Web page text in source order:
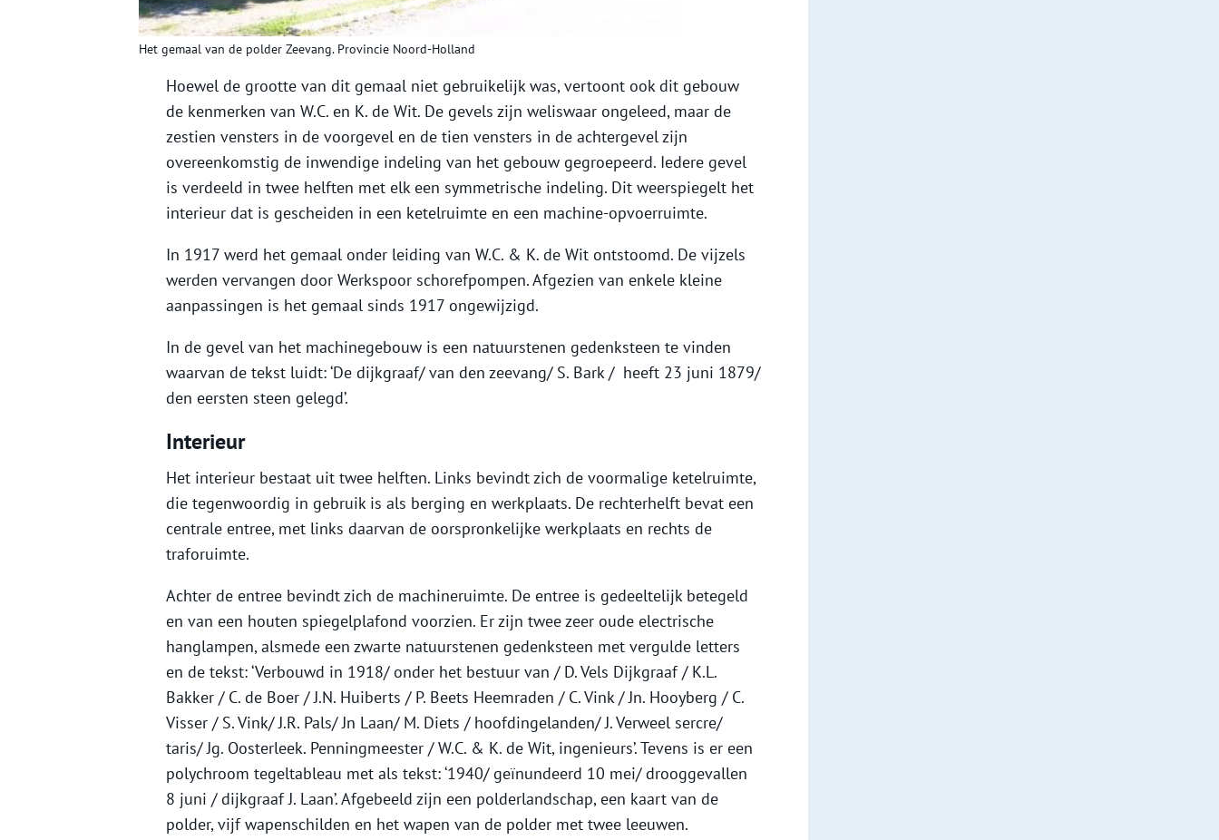
Het gemaal van de polder Zeevang. Provincie Noord-Holland
Hoewel de grootte van dit gemaal niet gebruikelijk was, vertoont ook dit gebouw
de kenmerken van W.C. en K. de Wit. De gevels zijn weliswaar ongeleed, maar de
zestien vensters in de voorgevel en de tien vensters in de achtergevel zijn
overeenkomstig de inwendige indeling van het gebouw gegroepeerd. Iedere gevel
is verdeeld in twee helften met elk een symmetrische indeling. Dit weerspiegelt het
interieur dat is gescheiden in een ketelruimte en een machine-opvoerruimte.
In 1917 werd het gemaal onder leiding van W.C. & K. de Wit ontstoomd. De vijzels
werden vervangen door Werkspoor schorefpompen. Afgezien van enkele kleine
aanpassingen is het gemaal sinds 1917 ongewijzigd.
In de gevel van het machinegebouw is een natuurstenen gedenksteen te vinden
waarvan de tekst luidt: ‘De dijkgraaf/ van den zeevang/ S. Bark / heeft 23 juni 1879/
den eersten steen gelegd’.
Interieur
Het interieur bestaat uit twee helften. Links bevindt zich de voormalige ketelruimte,
die tegenwoordig in gebruik is als berging en werkplaats. De rechterhelft bevat een
centrale entree, met links daarvan de oorspronkelijke werkplaats en rechts de
traforuimte.
Achter de entree bevindt zich de machineruimte. De entree is gedeeltelijk betegeld
en van een houten spiegelplafond voorzien. Er zijn twee zeer oude electrische
hanglampen, alsmede een zwarte natuurstenen gedenksteen met vergulde letters
en de tekst: ‘Verbouwd in 1918/ onder het bestuur van / D. Vels Dijkgraaf / K.L.
Bakker / C. de Boer / J.N. Huiberts / P. Beets Heemraden / C. Vink / Jn. Hooyberg / C.
Visser / S. Vink/ J.R. Pals/ Jn Laan/ M. Diets / hoofdingelanden/ J. Verweel sercre/
taris/ Jg. Oosterleek. Penningmeester / W.C. & K. de Wit, ingenieurs’. Tevens is er een
polychroom tegeltableau met als tekst: ‘1940/ geïnundeerd 10 mei/ drooggevallen
8 juni / dijkgraaf J. Laan’. Afgebeeld zijn een polderlandschap, een kaart van de
polder, vijf wapenschilden en het wapen van de polder met twee leeuwen.